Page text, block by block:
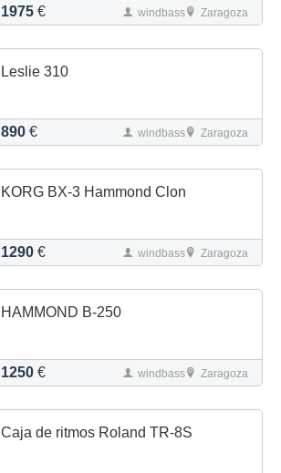
1975 € windbass Zaragoza
Leslie 310
890 € windbass Zaragoza
KORG BX-3 Hammond Clon
1290 € windbass Zaragoza
HAMMOND B-250
1250 € windbass Zaragoza
Caja de ritmos Roland TR-8S